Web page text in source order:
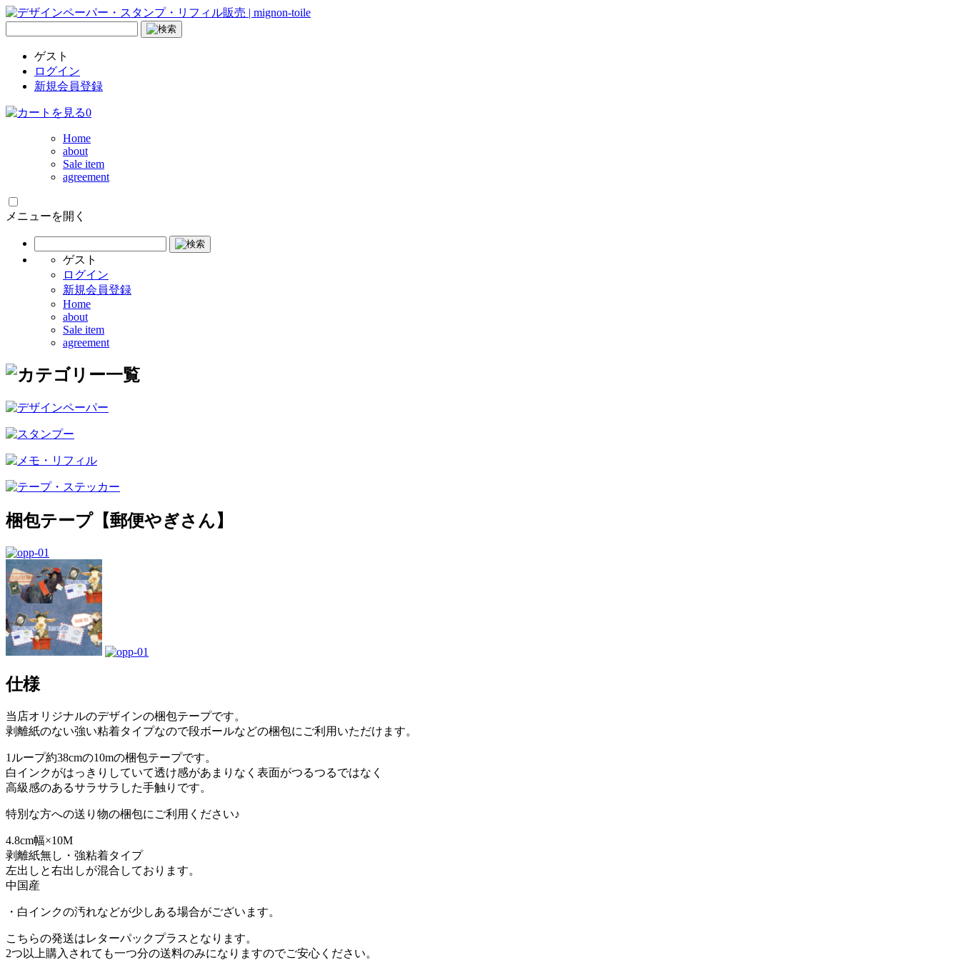
ゲスト
ログイン
新規会員登録
0
Home
about
Sale item
agreement
メニューを開く
ゲスト
ログイン
新規会員登録
Home
about
Sale item
agreement
梱包テープ【郵便やぎさん】
仕様
当店オリジナルのデザインの梱包テープです。
剥離紙のない強い粘着タイプなので段ボールなどの梱包にご利用いただけます。
1ループ約38cmの10mの梱包テープです。
白インクがはっきりしていて透け感があまりなく表面がつるつるではなく
高級感のあるサラサラした手触りです。
特別な方への送り物の梱包にご利用ください♪
4.8cm幅×10M
剥離紙無し・強粘着タイプ
左出しと右出しが混合しております。
中国産
・白インクの汚れなどが少しある場合がございます。
こちらの発送はレターパックプラスとなります。
2つ以上購入されても一つ分の送料のみになりますのでご安心ください。